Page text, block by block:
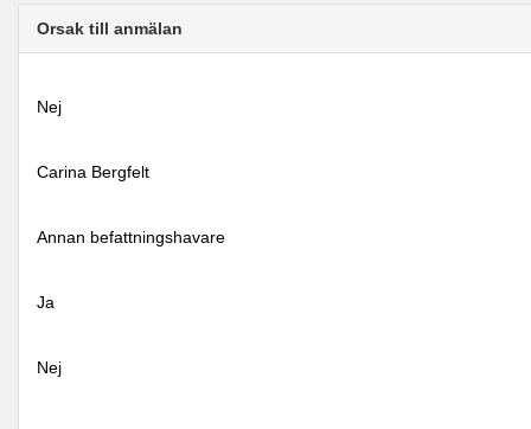
Orsak till anmälan
Nej
Carina Bergfelt
Annan befattningshavare
Ja
Nej